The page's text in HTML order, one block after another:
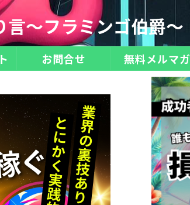
～フラミンゴ伯爵～
お問合せ 無料メルマガ